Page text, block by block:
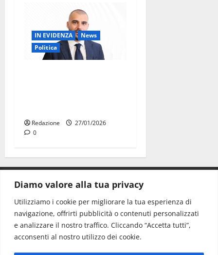
Diamo valore alla tua privacy
Utilizziamo i cookie per migliorare la tua esperienza di
navigazione, offrirti pubblicità o contenuti personalizzati
e analizzare il nostro traffico. Cliccando “Accetta tutti”,
acconsenti al nostro utilizzo dei cookie.
IN EVIDENZA
News
Politica
Redazione
27/01/2026
0
CONTATTI.
Redazione: redazione@www.martinasera.it
Direttore:direttore@www.martinasera.it
Info & Commerciale:info@www.martinasera.it